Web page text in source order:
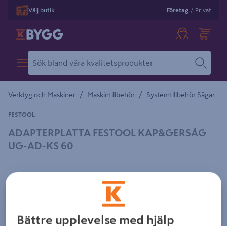
Välj butik Företag / Privat
Verktyg och Maskiner / Maskintillbehör / Systemtillbehör Sågar
ADAPTERPLATTA FESTOOL KAP&GERSÅG
UG-AD-KS 60
FESTOOL
Bättre upplevelse med hjälp